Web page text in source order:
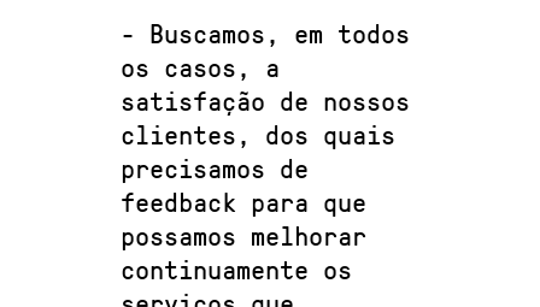
- Buscamos, em todos
os casos, a
satisfação de nossos
clientes, dos quais
precisamos de
feedback para que
possamos melhorar
continuamente os